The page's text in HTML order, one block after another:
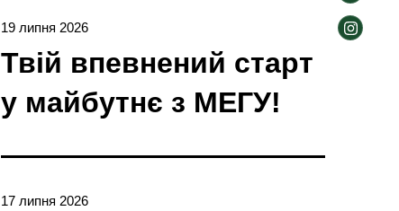
links
social-
19 липня 2026
Твій впевнений старт
у майбутнє з МЕГУ!
17 липня 2026